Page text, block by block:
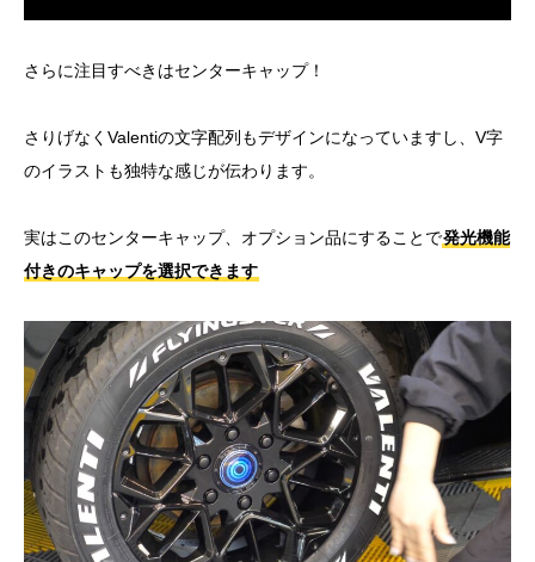
さらに注目すべきはセンターキャップ！
さりげなくValentiの文字配列もデザインになっていますし、V字
のイラストも独特な感じが伝わります。
実はこのセンターキャップ、オプション品にすることで発光機能
付きのキャップを選択できます